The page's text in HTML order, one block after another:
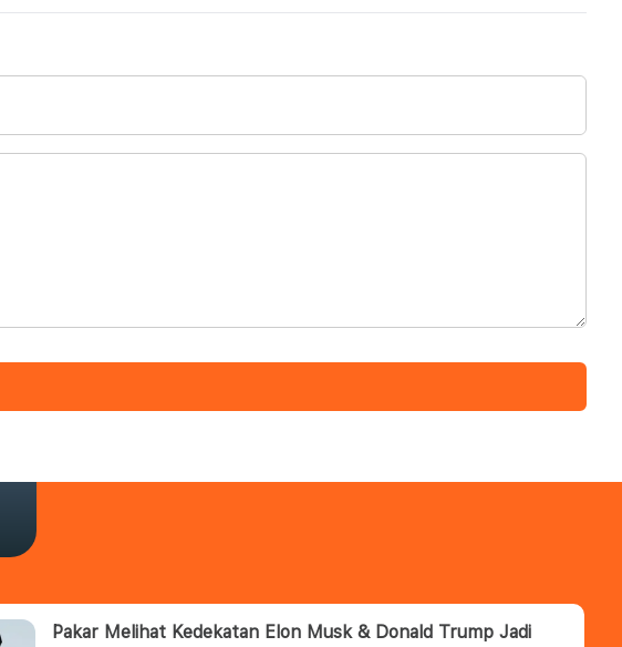
Pakar Melihat Kedekatan Elon Musk & Donald Trump Jadi